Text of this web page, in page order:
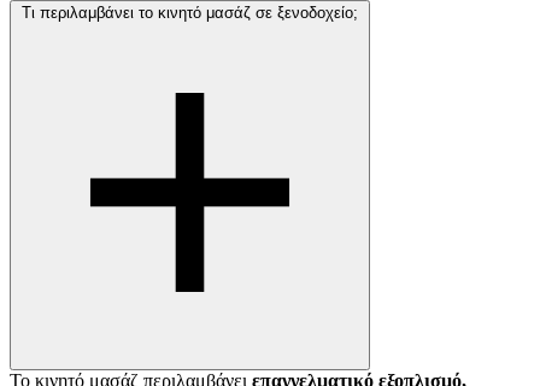
Τι περιλαμβάνει το κινητό μασάζ σε ξενοδοχείο;
Το κινητό μασάζ περιλαμβάνει επαγγελματικό εξοπλισμό,